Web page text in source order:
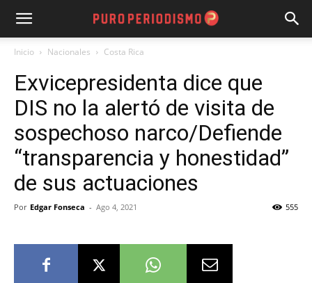
Inicio Nacionales Costa Rica
Exvicepresidenta dice que
DIS no la alertó de visita de
sospechoso narco/Defiende
“transparencia y honestidad”
de sus actuaciones
Por Edgar Fonseca - Ago 4, 2021 555